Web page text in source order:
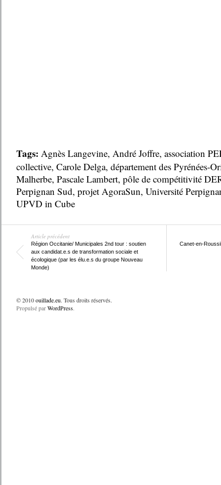
Tags: Agnès Langevine, André Joffre, association
collective, Carole Delga, département des Pyrénées-
Malherbe, Pascale Lambert, pôle de compétitivité
Perpignan Sud, projet AgoraSun, Université
UPVD in Cube
Article précédent
Région Occitanie/ Municipales 2nd tour : soutien
aux candidat.e.s de transformation sociale et
écologique (par les élu.e.s du groupe Nouveau
Monde)
Canet-en-
© 2010ouillade.eu. Tous droits réservés.
Propulsé parWordPress.